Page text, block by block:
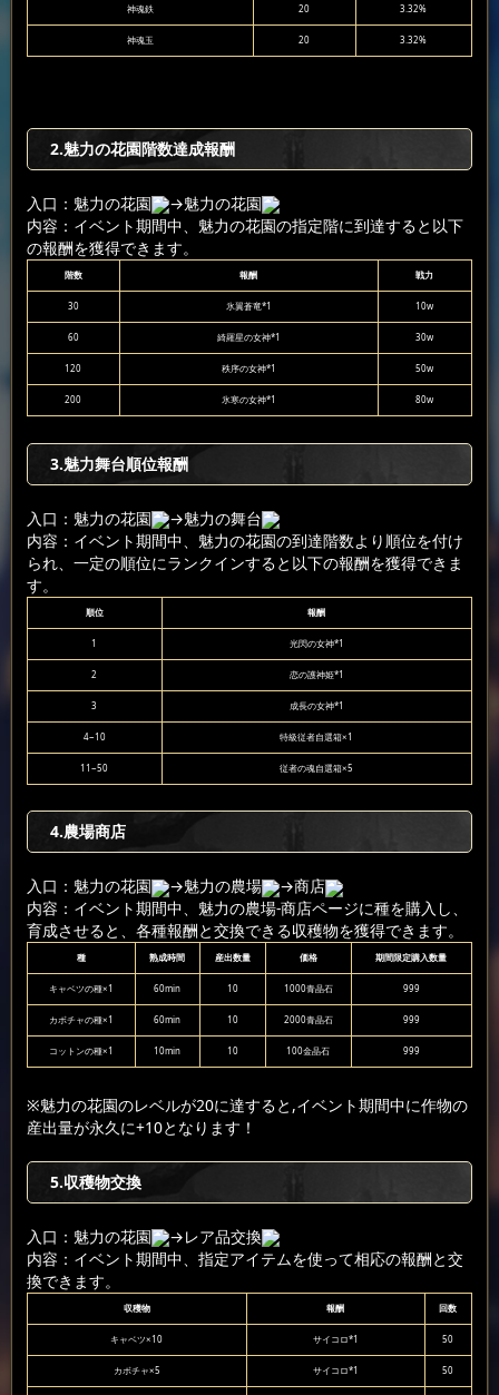
神魂鉄 20 3.32%
神魂玉 20 3.32%
2.魅力の花園階数達成報酬
入口：魅力の花園
→魅力の花園
内容：イベント期間中、魅力の花園の指定階に到達すると以下
の報酬を獲得できます。
階数 報酬 戦力
30 氷翼蒼竜*1 10w
60 綺羅星の女神*1 30w
120 秩序の女神*1 50w
200 氷寒の女神*1 80w
3.魅力舞台順位報酬
入口：魅力の花園
→魅力の舞台
内容：イベント期間中、魅力の花園の到達階数より順位を付け
られ、一定の順位にランクインすると以下の報酬を獲得できま
す。
順位 報酬
1 光閃の女神*1
2 恋の護神姫*1
3 成長の女神*1
4~10 特級従者自選箱×1
11~50 従者の魂自選箱×5
4.農場商店
入口：魅力の花園 →魅力の農場
→商店
内容：イベント期間中、魅力の農場-商店ページに種を購入し、
育成させると、各種報酬と交換できる収穫物を獲得できます。
種 熟成時間 産出数量 価格 期間限定購入数量
キャベツの種×1 60min 10 1000青晶石 999
カボチャの種×1 60min 10 2000青晶石 999
コットンの種×1 10min 10 100金晶石 999
※魅力の花園のレベルが20に達すると,イベント期間中に作物の
産出量が永久に+10となります！
5.収穫物交換
入口：魅力の花園
→レア品交換
内容：イベント期間中、指定アイテムを使って相応の報酬と交
換できます。
収穫物 報酬 回数
キャベツ×10 サイコロ*1 50
カボチャ×5 サイコロ*1 50